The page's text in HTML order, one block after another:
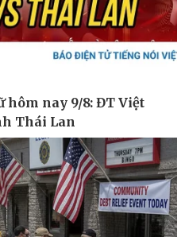
Vũ khí
Việt Nam
Phân tích